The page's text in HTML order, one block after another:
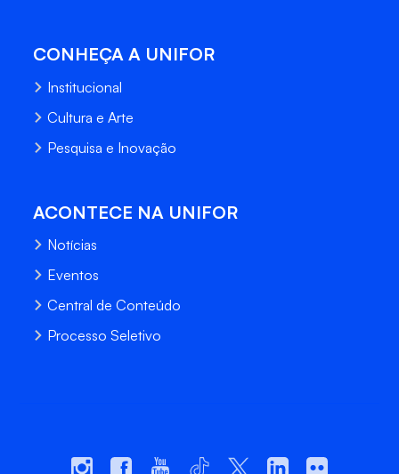
CONHEÇA A UNIFOR
Institucional
Cultura e Arte
Pesquisa e Inovação
ACONTECE NA UNIFOR
Notícias
Eventos
Central de Conteúdo
Processo Seletivo